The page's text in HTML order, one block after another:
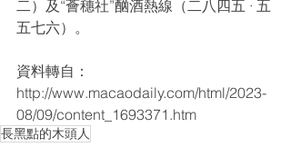
二）及“薈穗社”酗酒熱線（二八四五 · 五
五七六）。
資料轉自：
http://www.macaodaily.com/html/2023-
08/09/content_1693371.htm
長黑點的木頭人